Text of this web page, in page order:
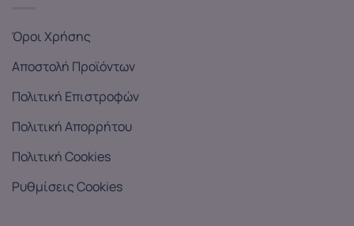
Όροι Χρήσης
Αποστολή Προϊόντων
Πολιτική Επιστροφών
Πολιτική Απορρήτου
Πολιτική Cookies
Ρυθμίσεις Cookies